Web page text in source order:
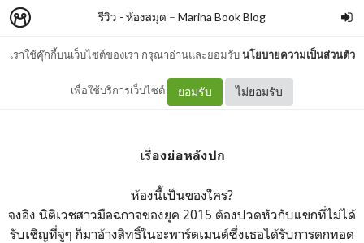
เราใช้คุ๊กกี้บนเว็บไซต์ของเรา กรุณาอ่านและยอมรับนโยบายความเป็นส่วนตัว
เพื่อใช้บริการเว็บไซต์ ยอมรับ ไม่ยอมรับ
รีวิว - ห้องสมุด – Marina Book Blog
รีวิว - เหนือกาลเวลา : จ้าวชีซือ
เรื่องย่อหลังปก
ห้องนี้เป็นของใคร?
จงอิง นิติเวชสาวมือฉกาจของยุค 2015 ต้องปวดหัวกับแขกที่ไม่ได้
รับเชิญที่จู่ๆ ก็มาอ้างสิทธิ์ในอะพาร์ตเมนต์ซึ่งเธอได้รับการตกทอด